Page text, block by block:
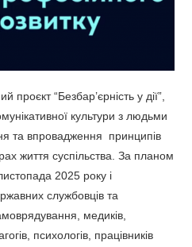
проєкт “Безбар’єрність у дії”,
культури з людьми
та впровадження принципів
життя суспільства. За планом
2025 року і
службовців та
медиків,
психологів, працівників